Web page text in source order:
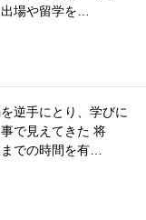
場や留学を…
逆手にとり、学びに
で見えてきた 将
での時間を有…